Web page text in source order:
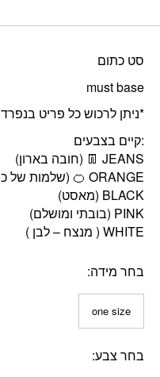
סט כתום
must base
*ניתן לרכוש כל פריט בנפרד
:קיים בצבעים
בחר מידה
one size
בחר צבע